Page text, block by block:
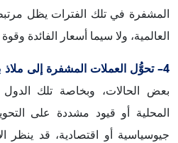
المشفرة في تلك الفترات يظل
العالمية، ولا سيما أسعار الفائدة وقوة
4– تحوُّل العملات المشفرة إلى ملاذ بديل في الدول المتأزمة:
بعض الحالات، وبخاصة تلك الدول
المحلية أو قيود مشددة على
جيوسياسية أو اقتصادية، قد ينظر